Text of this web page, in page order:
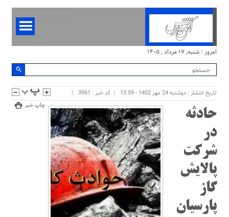
امروز : شنبه, ۱۷ مرداد , ۱۴۰۵
تاریخ انتشار : دوشنبه 24 مهر 1402 - 13:59
کد خبر : 3961
چاپ خبر
حادثه
در
شرکت
پالایش
گاز
پارسیان